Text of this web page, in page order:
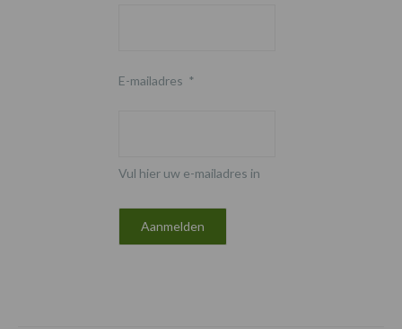
E-mailadres *
Vul hier uw e-mailadres in